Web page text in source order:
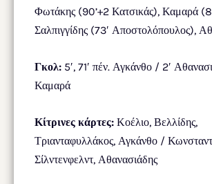
Φωτάκης (90’+2 Κατσικάς), Καμαρά
Σαλπιγγίδης (73′ Αποστολόπουλος),
Γκολ: 5′, 71′ πέν. Αγκάνθο / 2′
Καμαρά
Κίτρινες κάρτες: Κοέλιο, Βελλίδης,
Τριανταφυλλάκος, Αγκάνθο /
Σίλντενφελντ, Αθανασιάδης